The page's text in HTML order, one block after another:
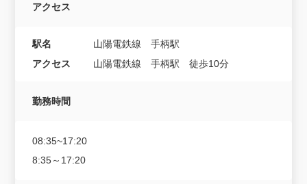
アクセス
駅名
山陽電鉄線 手柄駅
アクセス
山陽電鉄線 手柄駅 徒歩10分
勤務時間
08:35~17:20
8:35～17:20